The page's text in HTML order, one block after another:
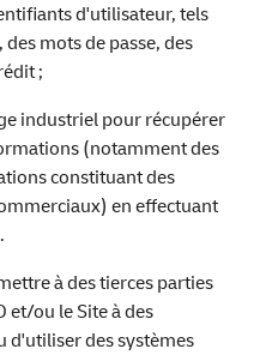
d'utilisateur, tels
mots de passe, des
;
industriel pour récupérer
(notamment des
constituant des
en effectuant
à des tierces parties
et/ou le Site à des
d'utiliser des systèmes